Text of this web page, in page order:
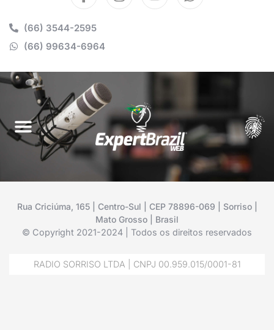
(66) 3544-2595
(66) 99634-6964
Rua Criciúma, 165 | Centro-Sul | CEP 78896-069 | Sorriso |
Mato Grosso | Brasil
© Copyright 2021-2024 | Todos os direitos reservados
RADIO SORRISO LTDA | CNPJ 00.959.015/0001-81